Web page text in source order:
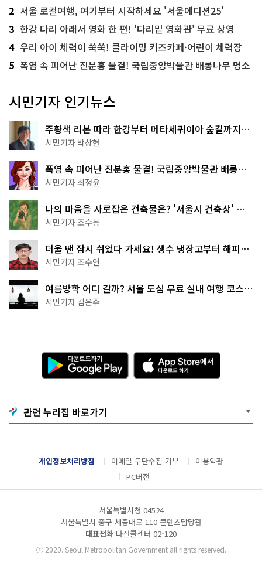
2 서울 로컬여행, 여기부터 시작하세요 '서울에디션25'
3 한강 다리 아래서 영화 한 편! '다리밑 영화관' 무료 상영
4 우리 아이 체력이 쑥쑥! 클라이밍 키즈카페·어린이 체력장
5 폭염 속 피어난 진분홍 물결! 국립중앙박물관 배롱나무 명소
시민기자 인기뉴스
주황색 리본 따라 한강부터 메타세쿼이아 숲길까지…
서울둘레길 15코스
시민기자 박상현
폭염 속 피어난 진분홍 물결! 국립중앙박물관 배롱나
무 명소
시민기자 최정윤
나의 마음을 사로잡은 건축물은? '서울시 건축상' 수
상작 공개!
시민기자 조수봉
더울 땐 잠시 쉬었다 가세요! 생수 냉장고부터 해피소
·무더위쉼터까지
시민기자 조수연
여름방학 어디 갈까? 서울 도심 무료 실내 여행 코스
추천
시민기자 김은주
다
운
로
기
G
o
g
l
e
A
p
p
e
서
다
운
관련 누리집 바로가기
개인정보처리방침 이메일 무단수집 거부
이용약관
PC버전
서울특별시청 04524
서울특별시 중구 세종대로 110 콘텐츠담당관
대표전화 다산콜센터 02-120
ⓒ2020. Seoul Metropolitan Government all rights reserved.